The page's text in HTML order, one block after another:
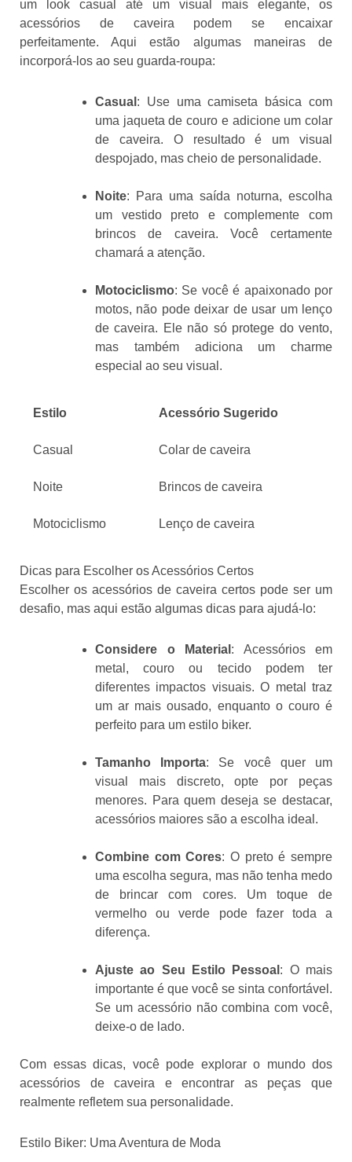
um look casual até um visual mais elegante, os
acessórios de caveira podem se encaixar
perfeitamente. Aqui estão algumas maneiras de
incorporá-los ao seu guarda-roupa:
Casual : Use uma camiseta básica com
uma jaqueta de couro e adicione um colar
de caveira. O resultado é um visual
despojado, mas cheio de personalidade.
Noite: Para uma saída noturna, escolha
um vestido preto e complemente com
brincos de caveira. Você certamente
chamará a atenção.
Motociclismo: Se você é apaixonado por
motos, não pode deixar de usar um lenço
de caveira. Ele não só protege do vento,
mas também adiciona um charme
especial ao seu visual.
Estilo Acessório Sugerido
Casual Colar de caveira
Noite Brincos de caveira
Motociclismo Lenço de caveira
Dicas para Escolher os Acessórios Certos
Escolher os acessórios de caveira certos pode ser um
desafio, mas aqui estão algumas dicas para ajudá-lo:
Considere o Material : Acessórios em
metal, couro ou tecido podem ter
diferentes impactos visuais. O metal traz
um ar mais ousado, enquanto o couro é
perfeito para um estilo biker.
Tamanho Importa: Se você quer um
visual mais discreto, opte por peças
menores. Para quem deseja se destacar,
acessórios maiores são a escolha ideal.
Combine com Cores: O preto é sempre
uma escolha segura, mas não tenha medo
de brincar com cores. Um toque de
vermelho ou verde pode fazer toda a
diferença.
Ajuste ao Seu Estilo Pessoal : O mais
importante é que você se sinta confortável.
Se um acessório não combina com você,
deixe-o de lado.
Com essas dicas, você pode explorar o mundo dos
acessórios de caveira e encontrar as peças que
realmente refletem sua personalidade.
Estilo Biker: Uma Aventura de Moda